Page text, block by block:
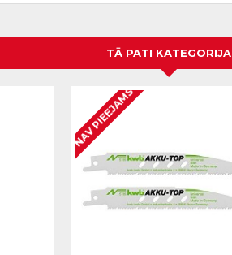
TĀ PATI KATEGORIJA
NAV PIEEJAMS